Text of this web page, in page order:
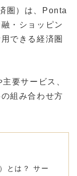
圏）は、Ponta
・ショッピン
できる経済圏
要サービス、
組み合わせ方
とは？ サー